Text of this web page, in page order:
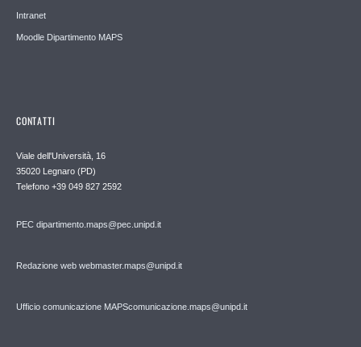
Intranet
Moodle Dipartimento MAPS
CONTATTI
Viale dell'Università, 16
35020 Legnaro (PD)
Telefono +39 049 827 2592
PEC dipartimento.maps@pec.unipd.it
Redazione web webmaster.maps@unipd.it
Ufficio comunicazione MAPScomunicazione.maps@unipd.it